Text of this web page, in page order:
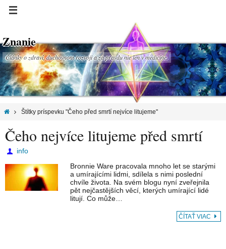
Znanie
Články o zdraví, duchovnom rozvoji a za pravdu nie len v medicíne.
Štítky príspevku "Čeho před smrtí nejvíce litujeme"
Čeho nejvíce litujeme před smrtí
info
Bronnie Ware pracovala mnoho let se starými
a umírajícími lidmi, sdílela s nimi poslední
chvíle života. Na svém blogu nyní zveřejnila
pět nejčastějších věcí, kterých umírající lidé
litují. Co může…
ČÍTAŤ VIAC